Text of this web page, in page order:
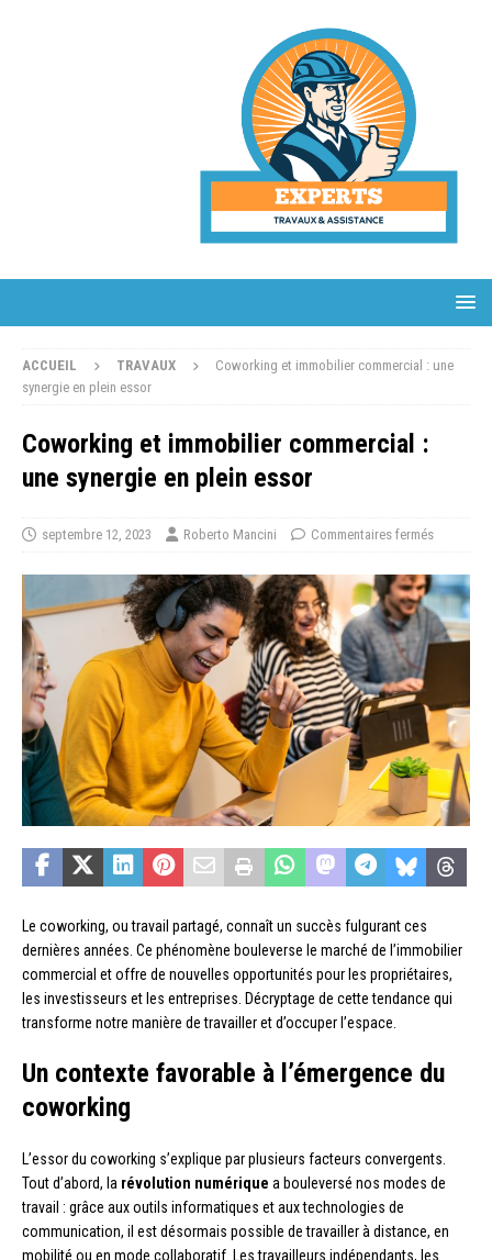
ACCUEIL TRAVAUX
Coworking et immobilier commercial : une
synergie en plein essor
Coworking et immobilier commercial :
une synergie en plein essor
septembre 12, 2023 Roberto Mancini Commentaires fermés
Le coworking, ou travail partagé, connaît un succès fulgurant ces
dernières années. Ce phénomène bouleverse le marché de l’immobilier
commercial et offre de nouvelles opportunités pour les propriétaires,
les investisseurs et les entreprises. Décryptage de cette tendance qui
transforme notre manière de travailler et d’occuper l’espace.
Un contexte favorable à l’émergence du
coworking
L’essor du coworking s’explique par plusieurs facteurs convergents.
Tout d’abord, la révolution numérique a bouleversé nos modes de
travail : grâce aux outils informatiques et aux technologies de
communication, il est désormais possible de travailler à distance, en
mobilité ou en mode collaboratif. Les travailleurs indépendants, les